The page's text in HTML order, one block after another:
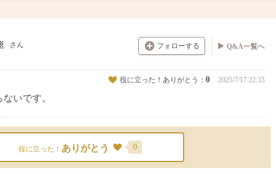
フォローする
さん Q&A一覧へ
役に立った！ありがとう： 0 2025/7/17 22:33
いです。
役に立った！ ありがとう 0